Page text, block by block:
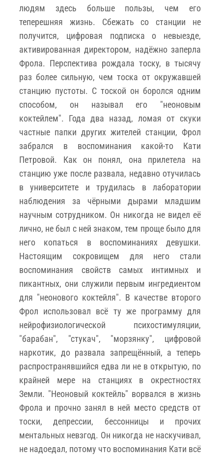
людям здесь больше пользы, чем его
теперешняя жизнь. Сбежать со станции не
получится, цифровая подписка о невыезде,
активированная директором, надёжно заперла
Фрола. Перспектива рождала тоску, в тысячу
раз более сильную, чем тоска от окружавшей
станцию пустоты. С тоской он боролся одним
способом, он называл его "неоновым
коктейлем". Года два назад, ломая от скуки
частные папки других жителей станции, Фрол
забрался в воспоминания какой-то Кати
Петровой. Как он понял, она прилетела на
станцию уже после развала, недавно отучилась
в университете и трудилась в лаборатории
наблюдения за чёрными дырами младшим
научным сотрудником. Он никогда не видел её
лично, не был с ней знаком, тем проще было для
него копаться в воспоминаниях девушки.
Настоящим сокровищем для него стали
воспоминания свойств самых интимных и
пикантных, они служили первым ингредиентом
для "неонового коктейля". В качестве второго
Фрол использовал всё ту же программу для
нейрофизиологической психостимуляции,
"барабан", "стукач", "морзянку", цифровой
наркотик, до развала запрещённый, а теперь
распространявшийся едва ли не в открытую, по
крайней мере на станциях в окрестностях
Земли. "Неоновый коктейль" ворвался в жизнь
Фрола и прочно занял в ней место средств от
тоски, депрессии, бессонницы и прочих
ментальных невзгод. Он никогда не наскучивал,
не надоедал, потому что воспоминания Кати всё